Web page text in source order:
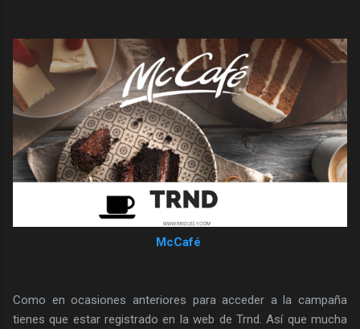
McCafé
Como en ocasiones anteriores para acceder a la campaña
tienes que estar registrado en la web de Trnd. Así que mucha